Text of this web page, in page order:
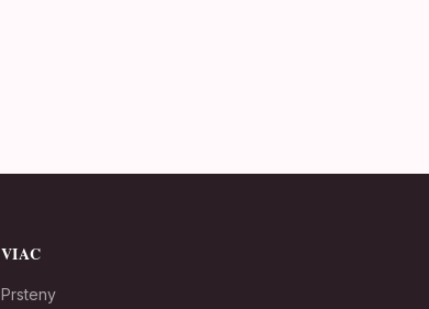
VIAC
Prsteny